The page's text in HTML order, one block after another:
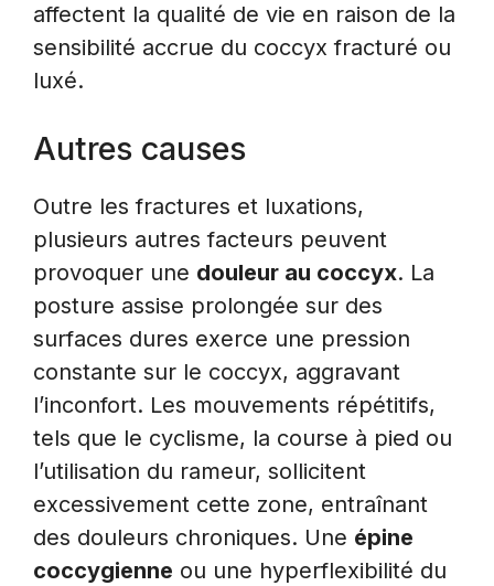
affectent la qualité de vie en raison de la
sensibilité accrue du coccyx fracturé ou
luxé.
Autres causes
Outre les fractures et luxations,
plusieurs autres facteurs peuvent
provoquer une douleur au coccyx. La
posture assise prolongée sur des
surfaces dures exerce une pression
constante sur le coccyx, aggravant
l’inconfort. Les mouvements répétitifs,
tels que le cyclisme, la course à pied ou
l’utilisation du rameur, sollicitent
excessivement cette zone, entraînant
des douleurs chroniques. Une épine
coccygienne ou une hyperflexibilité du